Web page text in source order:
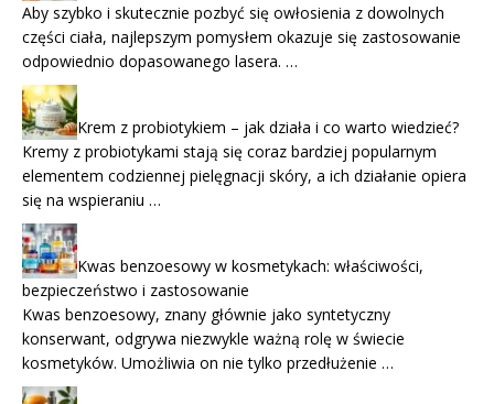
Aby szybko i skutecznie pozbyć się owłosienia z dowolnych
części ciała, najlepszym pomysłem okazuje się zastosowanie
odpowiednio dopasowanego lasera. …
Krem z probiotykiem – jak działa i co warto wiedzieć?
Kremy z probiotykami stają się coraz bardziej popularnym
elementem codziennej pielęgnacji skóry, a ich działanie opiera
się na wspieraniu …
Kwas benzoesowy w kosmetykach: właściwości,
bezpieczeństwo i zastosowanie
Kwas benzoesowy, znany głównie jako syntetyczny
konserwant, odgrywa niezwykle ważną rolę w świecie
kosmetyków. Umożliwia on nie tylko przedłużenie …